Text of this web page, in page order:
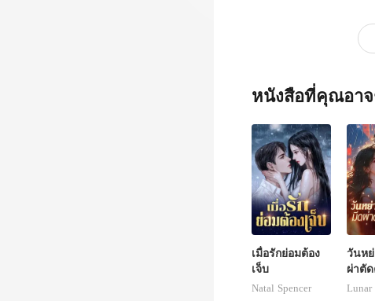
หนังสือที่คุณอา
เมื่อรักย่อมต้อง
เจ็บ
Natal Spencer
วันห
ผ่าตั
Lunar